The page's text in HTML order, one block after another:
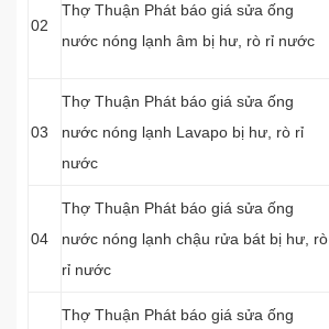
02
Thợ Thuận Phát báo giá sửa ống
nước nóng lạnh âm bị hư, rò rỉ nước
03
Thợ Thuận Phát báo giá sửa ống
nước nóng lạnh Lavapo bị hư, rò rỉ
nước
04
Thợ Thuận Phát báo giá sửa ống
nước nóng lạnh chậu rửa bát bị hư, rò
rỉ nước
Thợ Thuận Phát báo giá sửa ống